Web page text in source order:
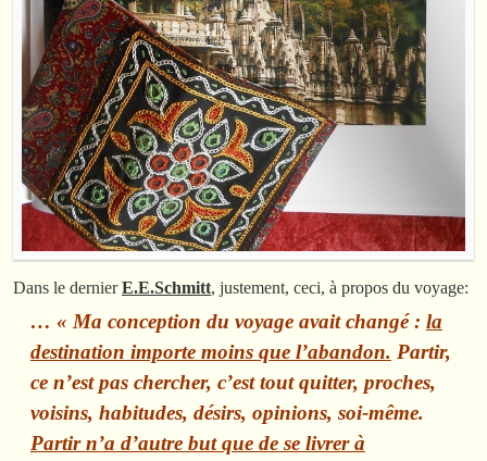
Dans le dernierE.E.Schmitt, justement, ceci, à propos du voyage:
… « Ma conception du voyage avait changé : la
destination importe moins que l’abandon. Partir,
ce n’est pas chercher, c’est tout quitter, proches,
voisins, habitudes, désirs, opinions, soi-même.
Partir n’a d’autre but que de se livrer à